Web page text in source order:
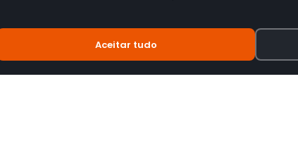
Aceitar tudo